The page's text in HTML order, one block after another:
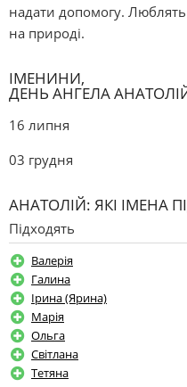
надати допомогу.
на природі.
ІМЕНИНИ,
ДЕНЬ АНГЕЛА
16 липня
03 грудня
АНАТОЛІЙ: ЯКІ ІМЕНА
Підходять
Валерія
Галина
Ірина (Ярина)
Марія
Ольга
Світлана
Тетяна